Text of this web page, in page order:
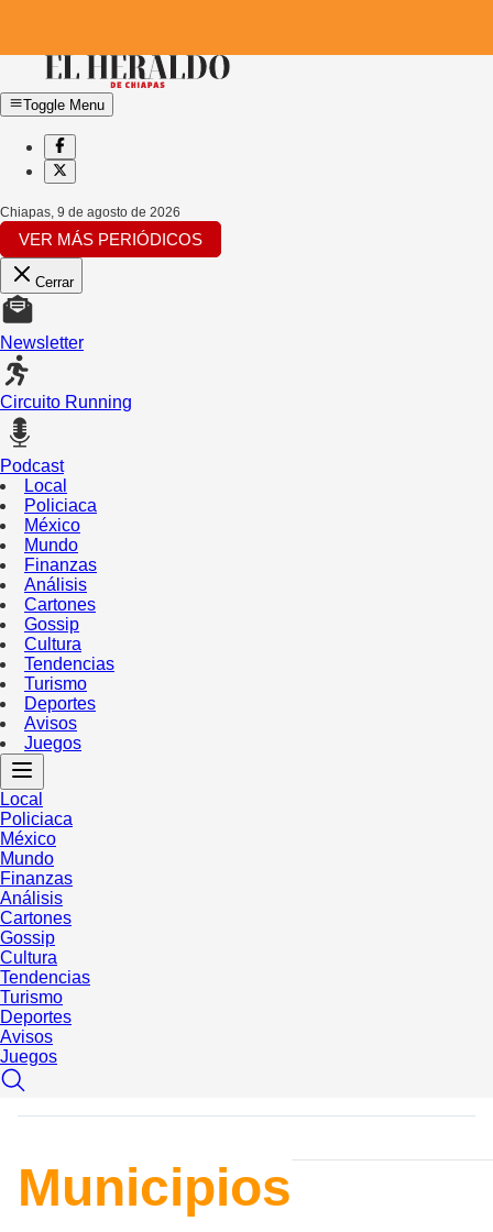
Toggle Menu
Chiapas, 9 de agosto de 2026
VER MÁS PERIÓDICOS
Cerrar
Newsletter
Circuito Running
Podcast
Local
Policiaca
México
Mundo
Finanzas
Análisis
Cartones
Gossip
Cultura
Tendencias
Turismo
Deportes
Avisos
Juegos
Local
Policiaca
México
Mundo
Finanzas
Análisis
Cartones
Gossip
Cultura
Tendencias
Turismo
Deportes
Avisos
Juegos
Municipios